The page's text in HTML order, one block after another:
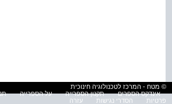
© מטח - המרכז לטכנולוגיה חינוכית
אינדקס הספרים
תקנון הספרייה על הספרייה
פרטיות
הסדרי נגישות עזרה